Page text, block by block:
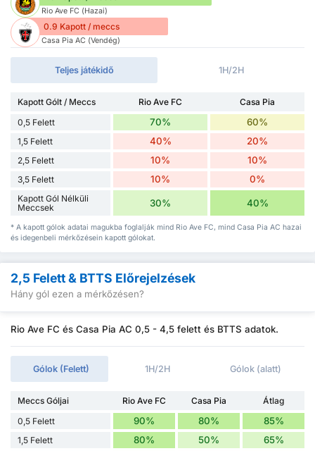
Rio Ave FC (Hazai)
0.9 Kapott / meccs
Casa Pia AC (Vendég)
Teljes játékidő 1H/2H
Kapott Gólt / Meccs Rio Ave FC
Casa Pia
0,5 Felett
70% 60%
1,5 Felett 40% 20%
2,5 Felett 10% 10%
3,5 Felett 10% 0%
Kapott Gól Nélküli
Meccsek
30% 40%
* A kapott gólok adatai magukba foglalják mind Rio Ave FC, mind Casa Pia AC hazai
és idegenbeli mérkőzésein kapott gólokat.
2,5 Felett & BTTS Előrejelzések
Hány gól ezen a mérkőzésen?
Rio Ave FC és Casa Pia AC 0,5 - 4,5 felett és BTTS adatok.
Gólok (Felett) 1H/2H Gólok (alatt)
Meccs Góljai Rio Ave FC Casa Pia
Átlag
0,5 Felett
90% 80% 85%
1,5 Felett 80% 50% 65%